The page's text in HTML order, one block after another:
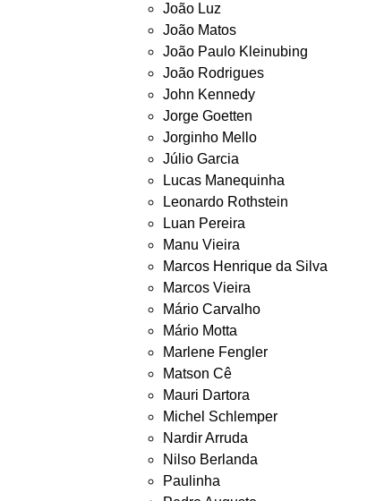
João Luz
João Matos
João Paulo Kleinubing
João Rodrigues
John Kennedy
Jorge Goetten
Jorginho Mello
Júlio Garcia
Lucas Manequinha
Leonardo Rothstein
Luan Pereira
Manu Vieira
Marcos Henrique da Silva
Marcos Vieira
Mário Carvalho
Mário Motta
Marlene Fengler
Matson Cê
Mauri Dartora
Michel Schlemper
Nardir Arruda
Nilso Berlanda
Paulinha